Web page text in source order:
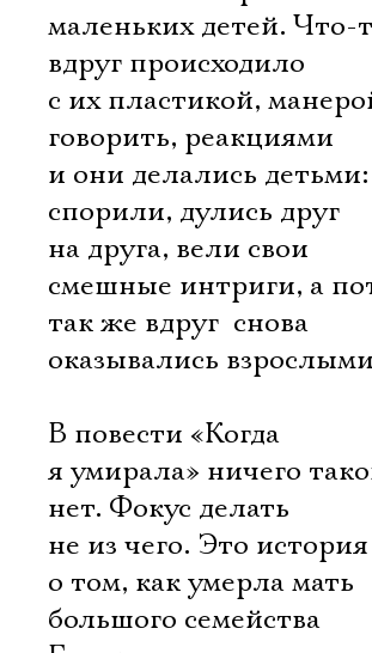
маленьких детей. Что-
вдруг происходило
с их пластикой,
говорить, реакциями 
и они делались детьми:
спорили, дулись друг
на друга, вели свои
смешные интриги, а
так же вдруг  снова
оказывались
В повести «Когда
я умирала» ничего
нет. Фокус делать
не из чего. Это история
о том, как умерла мать
большого семейства